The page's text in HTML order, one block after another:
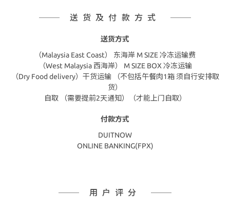
送货及付款方式
送货方式
（Malaysia East Coast） 东海岸 M SIZE 冷冻运输费
（West Malaysia 西海岸） M SIZE BOX 冷冻运输
（Dry Food delivery）干货运输 （不包括午餐肉1箱 须自行安排取
货）
自取 （需要提前2天通知）（才能上门自取）
付款方式
DUITNOW
ONLINE BANKING(FPX)
用户评分